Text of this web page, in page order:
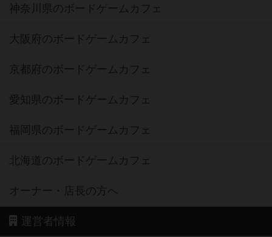
神奈川県のボードゲームカフェ
大阪府のボードゲームカフェ
京都府のボードゲームカフェ
愛知県のボードゲームカフェ
福岡県のボードゲームカフェ
北海道のボードゲームカフェ
オーナー・店長の方へ
運営者情報